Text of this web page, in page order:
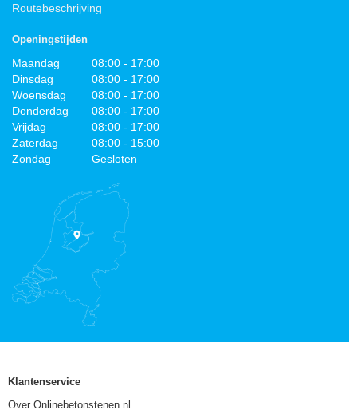
Routebeschrijving
Openingstijden
Maandag
08:00 - 17:00
Dinsdag
08:00 - 17:00
Woensdag
08:00 - 17:00
Donderdag
08:00 - 17:00
Vrijdag
08:00 - 17:00
Zaterdag
08:00 - 15:00
Zondag
Gesloten
Klantenservice
Over Onlinebetonstenen.nl